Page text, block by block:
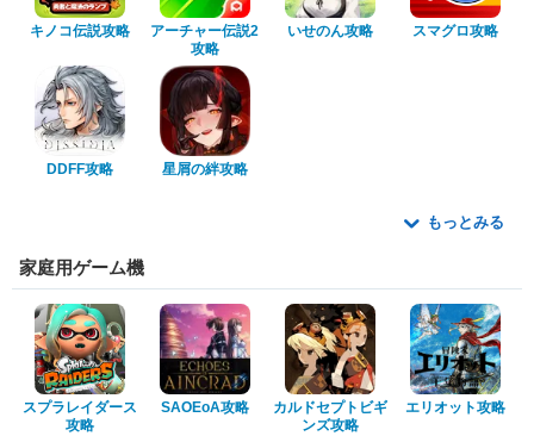
キノコ伝説攻略
アーチャー伝説2
攻略
いせのん攻略 スマグロ攻略
DDFF攻略 星屑の絆攻略
もっとみる
家庭用ゲーム機
スプラレイダース
攻略
SAOEoA攻略
カルドセプトビギ
ンズ攻略
エリオット攻略